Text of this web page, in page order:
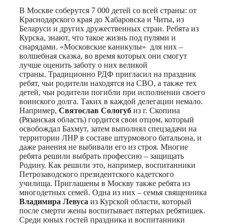
В Москве соберутся 7 000 детей со всей страны: от
Краснодарского края до Хабаровска и Читы, из
Беларуси и других дружественных стран. Ребята из
Курска, знают, что такое жизнь под пулями и
снарядами. «Московские каникулы» для них –
волшебная сказка, во время которых они смогут
лучше оценить заботу о них великой
страны. Традиционно РДФ пригласил на праздник
ребят, чьи родители находятся на СВО, а также тех
детей, чьи родители погибли при исполнении своего
воинского долга. Таких в каждой делегации немало.
Например, Святослав Сологуб из г. Скопина
(Рязанская область) гордится свои отцом, который
освобождал Бахмут, затем выполнял спецзадачи на
территории ЛНР в составе штурмового батальона, и
даже ранения не выбивали его из строя. Многие
ребята решили выбрать профессию – защищать
Родину. Как решили это, например, воспитанники
Петрозаводского президентского кадетского
училища. Приглашены в Москву также ребята из
многодетных семей. Одна из них – семья священника
Владимира Левуса из Курской области, который
после смерти жены воспитывает пятерых ребятишек.
Среди юных гостей праздника и воспитанники